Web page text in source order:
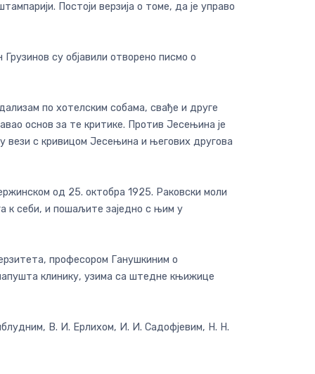
Постоји верзија о томе, да је управо
су објавили отворено писмо о
по хотелским собама, свађе и друге
основ за те критике. Против Јесењина је
вези с кривицом Јесењина и његових другова
од 25. октобра 1925. Раковски моли
к себи, и пошаљите заједно с њим у
професором Ганушкиним о
клинику, узима са штедне књижице
В. И. Ерлихом, И. И. Садофјевим, Н. Н.